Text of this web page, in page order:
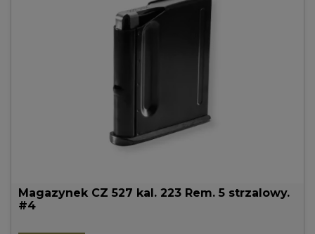
Magazynek CZ 527 kal. 223 Rem. 5 strzalowy.
#4